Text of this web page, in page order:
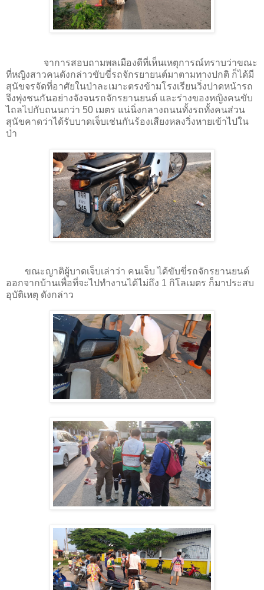
จาการสอบถามพลเมืองดีที่เห็นเหตุการณ์ทราบว่าขณะ
ที่หญิงสาวคนดังกล่าวขับขี่รถจักรยายนต์มาตามทางปกติ ก็ได้มี
สุนัขจรจัดที่อาศัยในป่าละเมาะตรงข้ามโรงเรียนวิ่งปาดหน้ารถ
จึงพุ่งชนกันอย่างจังจนรถจักรยานยนต์ และร่างของหญิงคนขับ
ไถลไปกับถนนกว่า 50 เมตร แน่นิ่งกลางถนนทั้งรถทั้งคนส่วน
สุนัขคาดว่าได้รับบาดเจ็บเช่นกันร้องเสียงหลงวิ่งหายเข้าไปใน
ป่า
ขณะญาติผู้บาดเจ็บเล่าว่า คนเจ็บ ได้ขับขี่รถจักรยานยนต์
ออกจากบ้านเพื่อที่จะไปทำงานได้ไม่ถึง 1 กิโลเมตร ก็มาประสบ
อุบัติเหตุ ดังกล่าว